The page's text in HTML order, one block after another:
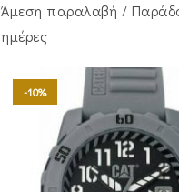
Άμεση παραλαβή /
ημέρες
-10%